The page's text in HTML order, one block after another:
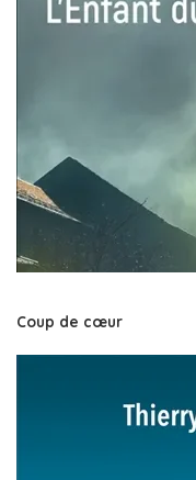
Coup de cœur